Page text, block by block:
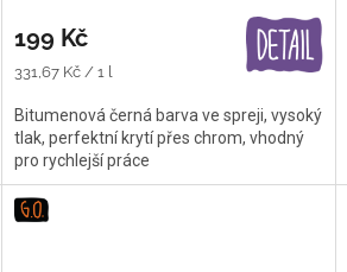
199 Kč
Měrná
331,67 Kč / 1 l
Bitumenová černá barva ve spreji, vysoký
tlak, perfektní krytí přes chrom, vhodný
pro rychlejší práce